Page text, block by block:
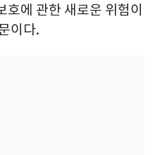
에 관한 새로운 위험이
이다.